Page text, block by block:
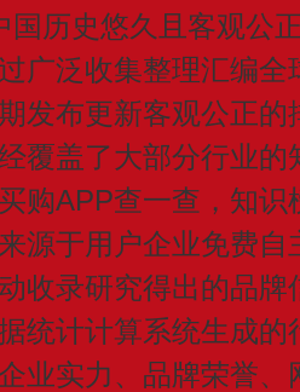
国历史悠久且客观公
广泛收集整理汇编
发布更新客观公正
覆盖了大部分行业
购APP查一查，知
源于用户企业免费
收录研究得出的品
统计计算系统生成
业实力、品牌荣誉